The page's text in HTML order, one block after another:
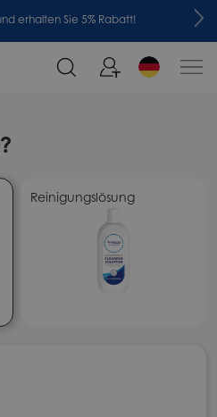
erhalten Sie 5% Rabatt!
Reinigungslösung